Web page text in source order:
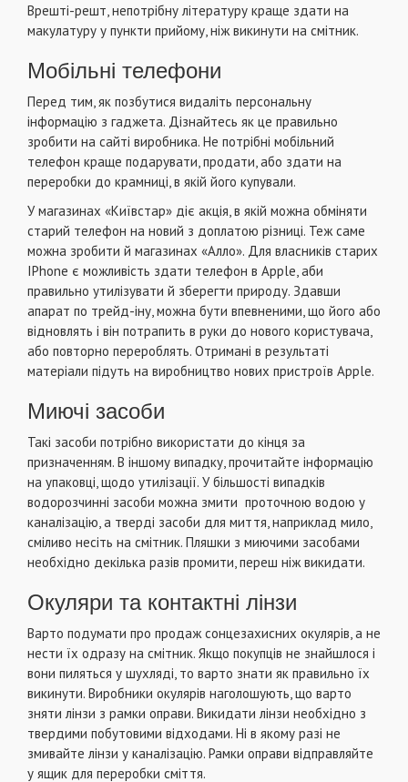
Врешті-решт, непотрібну літературу краще здати на
макулатуру у пункти прийому, ніж викинути на смітник.
Мобільні телефони
Перед тим, як позбутися видаліть персональну
інформацію з гаджета. Дізнайтесь як це правильно
зробити на сайті виробника. Не потрібні мобільний
телефон краще подарувати, продати, або здати на
переробки до крамниці, в якій його купували.
У магазинах «Київстар» діє акція, в якій можна обміняти
старий телефон на новий з доплатою різниці. Теж саме
можна зробити й магазинах «Алло». Для власників старих
IPhone є можливість здати телефон в Apple, аби
правильно утилізувати й зберегти природу. Здавши
апарат по трейд-іну, можна бути впевненими, що його або
відновлять і він потрапить в руки до нового користувача,
або повторно перероблять. Отримані в результаті
матеріали підуть на виробництво нових пристроїв Apple.
Миючі засоби
Такі засоби потрібно використати до кінця за
призначенням. В іншому випадку, прочитайте інформацію
на упаковці, щодо утилізації. У більшості випадків
водорозчинні засоби можна змити проточною водою у
каналізацію, а тверді засоби для миття, наприклад мило,
сміливо несіть на смітник. Пляшки з миючими засобами
необхідно декілька разів промити, переш ніж викидати.
Окуляри та контактні лінзи
Варто подумати про продаж сонцезахисних окулярів, а не
нести їх одразу на смітник. Якщо покупців не знайшлося і
вони пиляться у шухляді, то варто знати як правильно їх
викинути. Виробники окулярів наголошують, що варто
зняти лінзи з рамки оправи. Викидати лінзи необхідно з
твердими побутовими відходами. Ні в якому разі не
змивайте лінзи у каналізацію. Рамки оправи відправляйте
у ящик для переробки сміття.